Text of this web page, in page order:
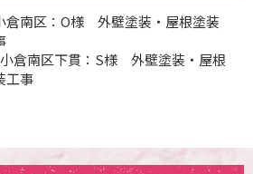
倉南区：O様 外壁塗装・屋根塗装
小倉南区下貫：S様 外壁塗装・屋根
事